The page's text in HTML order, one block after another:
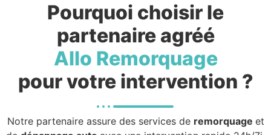
Pourquoi choisir le
partenaire agréé
Allo Remorquage
pour votre intervention ?
Notre partenaire assure des services de remorquage et